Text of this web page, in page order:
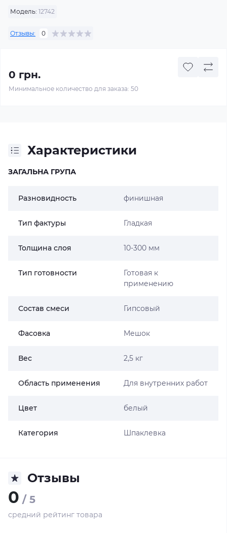
Модель: 12742
Отзывы: 0
0 грн.
Минимальное количество для заказа: 50
Характеристики
ЗАГАЛЬНА ГРУПА
Разновидность финишная
Тип фактуры Гладкая
Толщина слоя 10-300 мм
Тип готовности
Готовая к
применению
Состав смеси Гипсовый
Фасовка Мешок
Вес 2,5 кг
Область применения Для внутренних работ
Цвет белый
Категория Шпаклевка
Отзывы
0 / 5
средний рейтинг товара